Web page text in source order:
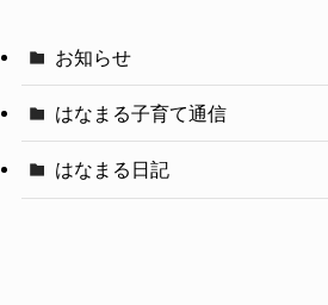
お知らせ
はなまる子育て通信
はなまる日記